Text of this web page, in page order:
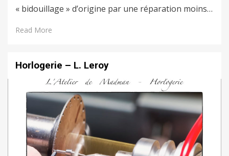
« bidouillage » d’origine par une réparation moins…
Read More
Horlogerie – L. Leroy